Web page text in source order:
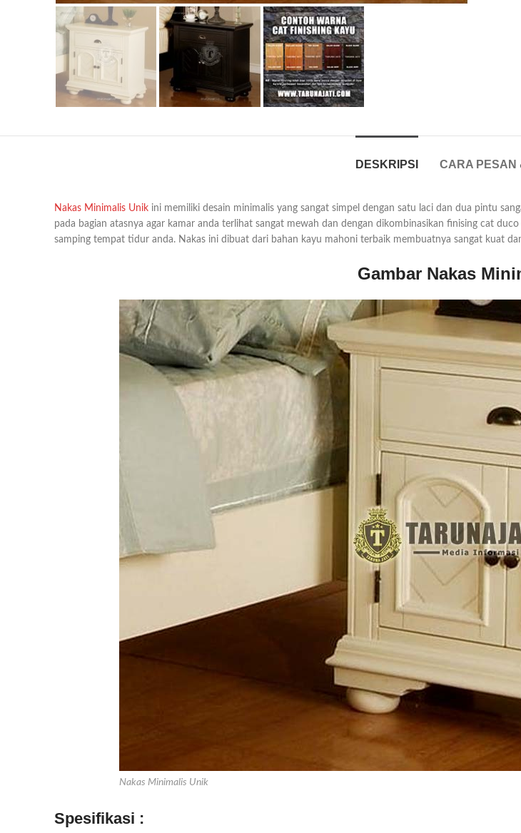
DESKRIPSI CARA PESAN
Nakas Minimalis Unik ini memiliki desain minimalis yang sangat simpel dengan satu laci dan dua pintu
pada bagian atasnya agar kamar anda terlihat sangat mewah dan dengan dikombinasikan finising cat
samping tempat tidur anda. Nakas ini dibuat dari bahan kayu mahoni terbaik membuatnya sangat kuat
Gambar Nakas
Nakas Minimalis Unik
Spesifikasi :